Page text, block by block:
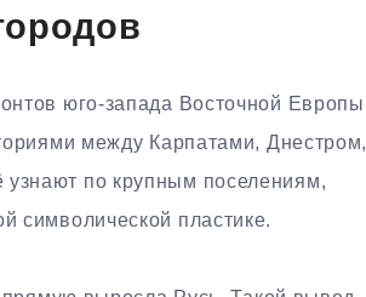
юго-запада Восточной Европы
между Карпатами, Днестром,
по крупным поселениям,
символической пластике.